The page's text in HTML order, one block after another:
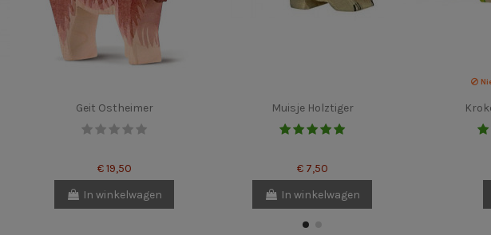
Geit Ostheimer
€ 19,50
In winkelwagen
Muisje Holztiger
€ 7,50
In winkelwagen